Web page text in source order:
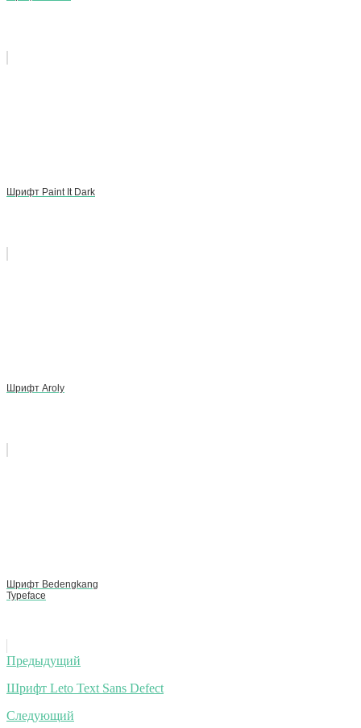
Шрифт Paint It Dark
Шрифт Aroly
Шрифт Bedengkang
Typeface
Навигация
по
записям
Предыдущий
Шрифт Leto Text Sans Defect
Следующий